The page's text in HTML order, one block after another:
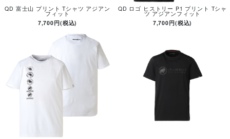
QD 富士山 プリント Tシャツ アジアン
フィット
7,700円(税込)
QD ロゴ ヒストリー P1 プリント Tシャ
ツ アジアンフィット
7,700円(税込)